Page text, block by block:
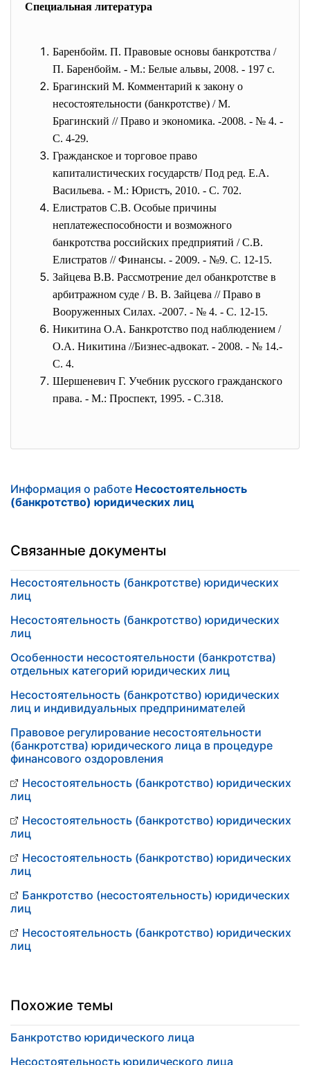
Специальная литература
Баренбойм. П. Правовые основы банкротства /
П. Баренбойм. - М.: Белые альвы, 2008. - 197 с.
Брагинский М. Комментарий к закону о
несостоятельности (банкротстве) / М.
Брагинский // Право и экономика. -2008. - № 4. -
С. 4-29.
Гражданское и торговое право
капиталистических государств/ Под ред. Е.А.
Васильева. - М.: Юристъ, 2010. - С. 702.
Елистратов С.В. Особые причины
неплатежеспособности и возможного
банкротства российских предприятий / С.В.
Елистратов // Финансы. - 2009. - №9. С. 12-15.
Зайцева В.В. Рассмотрение дел обанкротстве в
арбитражном суде / В. В. Зайцева // Право в
Вооруженных Силах. -2007. - № 4. - С. 12-15.
Никитина О.А. Банкротство под наблюдением /
О.А. Никитина //Бизнес-адвокат. - 2008. - № 14.-
С. 4.
Шершеневич Г. Учебник русского гражданского
права. - М.: Проспект, 1995. - С.318.
Информация о работе Несостоятельность
(банкротство) юридических лиц
Связанные документы
Несостоятельность (банкротстве) юридических
лиц
Несостоятельность (банкротство) юридических
лиц
Особенности несостоятельности (банкротства)
отдельных категорий юридических лиц
Несостоятельность (банкротство) юридических
лиц и индивидуальных предпринимателей
Правовое регулирование несостоятельности
(банкротства) юридического лица в процедуре
финансового оздоровления
Несостоятельность (банкротство) юридических
лиц
Несостоятельность (банкротство) юридических
лиц
Несостоятельность (банкротство) юридических
лиц
Банкротство (несостоятельность) юридических
лиц
Несостоятельность (банкротство) юридических
лиц
Похожие темы
Банкротство юридического лица
Несостоятельность юридического лица